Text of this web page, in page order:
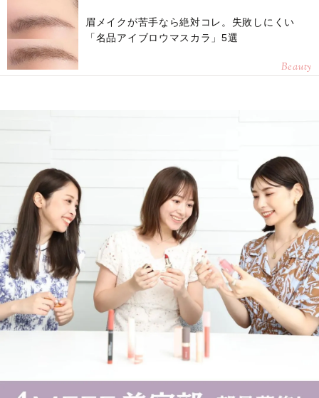
眉メイクが苦手なら絶対コレ。失敗しにくい
「名品アイブロウマスカラ」5選
Beauty